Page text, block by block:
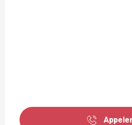
Appeler